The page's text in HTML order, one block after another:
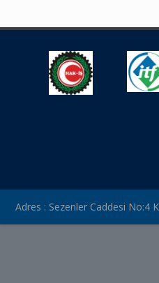
Adres : Sezenler Caddesi No:4